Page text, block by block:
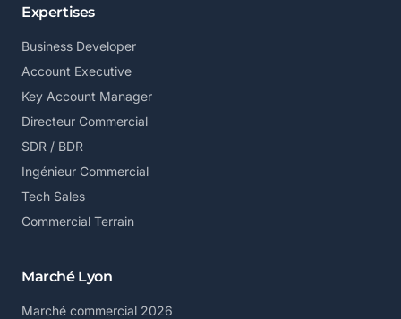
Expertises
Business Developer
Account Executive
Key Account Manager
Directeur Commercial
SDR / BDR
Ingénieur Commercial
Tech Sales
Commercial Terrain
Marché Lyon
Marché commercial 2026